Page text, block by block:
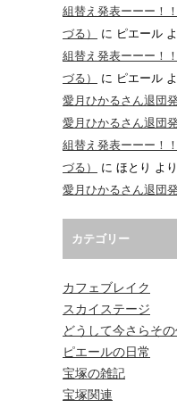
組替え発表ーーー！
づる）
に ピエール
組替え発表ーーー！
づる）
に ピエール
愛月ひかるさん退団発
愛月ひかるさん退団発
組替え発表ーーー！
づる）
に ほとり より
愛月ひかるさん退団発
カテゴリー
カフェブレイク
スカイステージ
どうして今さらそ
ピエールの日常
宝塚の雑記
宝塚関連